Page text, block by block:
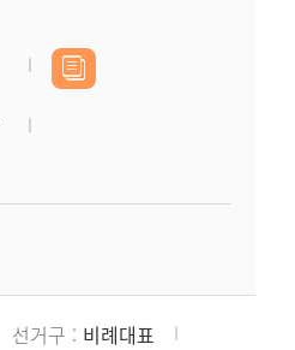
선거구
비례대표